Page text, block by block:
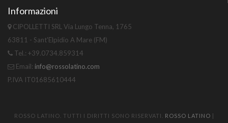
Informazioni
CIPOLLETTI SRL Via Lungo Tenna, 1765
63811 - Sant'Elpidio A Mare (FM)
Tel.: +39.0734.859314
Email: info@rossolatino.com
P.IVA IT01685610444
ROSSO LATINO. TUTTI I DIRITTI SONO RISERVATI. ROSSO LATINO